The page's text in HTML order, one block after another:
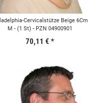
Cervicalstütze Beige 6Cm
M - (1 St) - PZN 04900901
70,11 € *